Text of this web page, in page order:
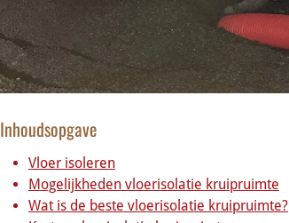
Inhoudsopgave
Vloer isoleren
Mogelijkheden vloerisolatie kruipruimte
Wat is de beste vloerisolatie kruipruimte?